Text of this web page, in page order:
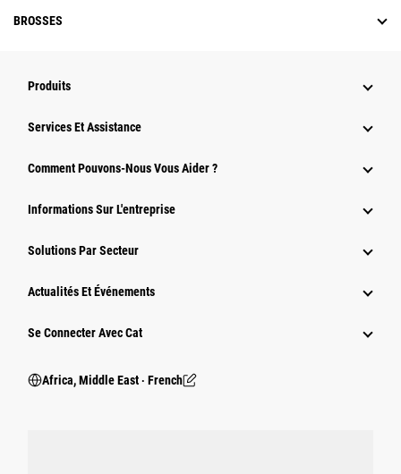
BROSSES
Produits
Services Et Assistance
Comment Pouvons-Nous Vous Aider ?
Informations Sur L'entreprise
Solutions Par Secteur
Actualités Et Événements
Se Connecter Avec Cat
Africa, Middle East ‧ French